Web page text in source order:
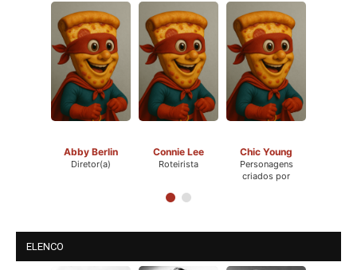
Abby Berlin
Diretor(a)
Connie Lee
Roteirista
Chic Young
Personagens
criados por
ELENCO